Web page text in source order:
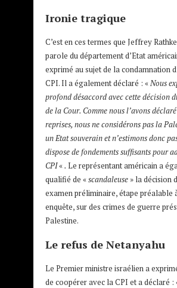
Ironie tragique
C’est en ces termes que Jeffrey
parole du département d’Etat
exprimé au sujet de la condamnation
CPI. Il a également déclaré : «Nous
profond désaccord avec cette décision
de la Cour. Comme nous l’avons
reprises, nous ne considérons pas la
un Etat souverain et n’estimons donc
dispose de fondements suffisants pour
CPI«. Le représentant américain a
qualifié de «scandaleuse » la décision
examen préliminaire, étape préalable
enquête, sur des crimes de guerre
Palestine.
Le refus de Netanyahu
Le Premier ministre israélien a
de coopérer avec la CPI et a déclaré :